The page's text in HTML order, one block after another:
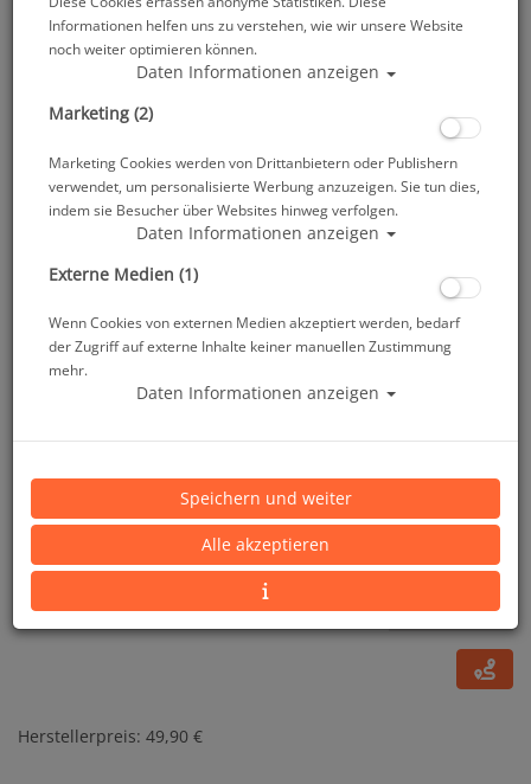
Head RACING TANK Damen - Farbe:
Artikelnr.: head-45210142bksi
Herstellerpreis: 49,90 €
Informationen helfen uns zu verstehen, wie wir unsere Website
noch weiter optimieren können.
Daten Informationen anzeigen
Marketing (2)
Marketing Cookies werden von Drittanbietern oder Publishern
verwendet, um personalisierte Werbung anzuzeigen. Sie tun dies,
indem sie Besucher über Websites hinweg verfolgen.
Daten Informationen anzeigen
Externe Medien (1)
Wenn Cookies von externen Medien akzeptiert werden, bedarf
der Zugriff auf externe Inhalte keiner manuellen Zustimmung
mehr.
Daten Informationen anzeigen
Speichern und weiter
Alle akzeptieren